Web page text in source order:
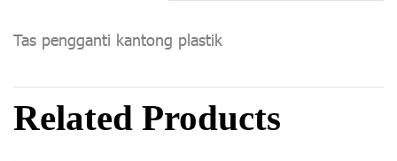
Tas pengganti kantong plastik
Related Products